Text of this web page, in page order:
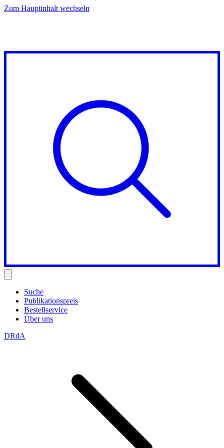
Zum Hauptinhalt wechseln
Suche
Publikationspreis
Bestellservice
Über uns
DRdA